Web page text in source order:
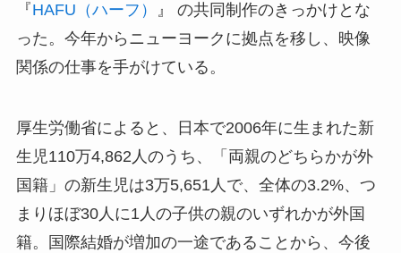
『HAFU（ハーフ）
』 の共同制作のきっかけとな
った。今年からニューヨークに拠点を移し、映像
関係の仕事を手がけている。
厚生労働省によると、日本で2006年に生まれた新
生児110万4,862人のうち、「両親のどちらかが外
国籍」の新生児は3万5,651人で、全体の3.2%、つ
まりほぼ30人に1人の子供の親のいずれかが外国
籍。国際結婚が増加の一途であることから、今後